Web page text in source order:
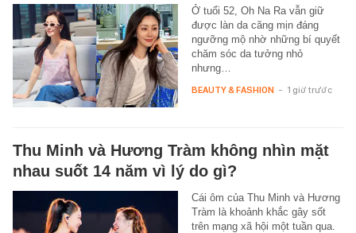
Ở tuổi 52, Oh Na Ra vẫn giữ
được làn da căng mịn đáng
ngưỡng mộ nhờ những bí quyết
chăm sóc da tưởng nhỏ
nhưng…
BEAUTY & FASHION - 1 giờ trước
Thu Minh và Hương Tràm không nhìn mặt
nhau suốt 14 năm vì lý do gì?
Cái ôm của Thu Minh và Hương
Tràm là khoảnh khắc gây sốt
trên mạng xã hội một tuần qua.